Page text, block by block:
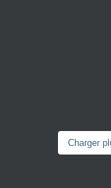
Charger